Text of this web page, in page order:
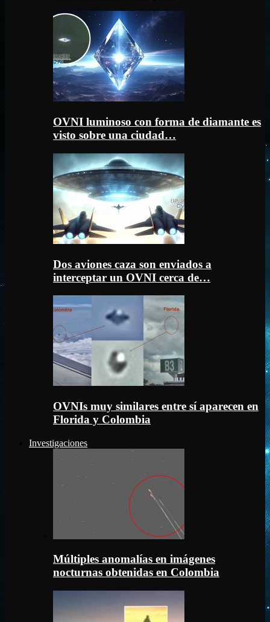
OVNI luminoso con forma de diamante es
visto sobre una ciudad…
Dos aviones caza son enviados a
interceptar un OVNI cerca de…
OVNIs muy similares entre sí aparecen en
Florida y Colombia
Investigaciones
Múltiples anomalías en imágenes
nocturnas obtenidas en Colombia